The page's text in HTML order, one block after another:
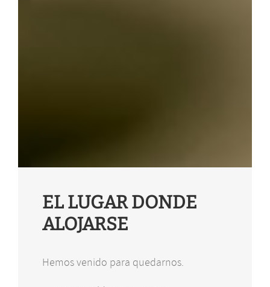
EL LUGAR DONDE
ALOJARSE
Hemos venido para quedarnos.